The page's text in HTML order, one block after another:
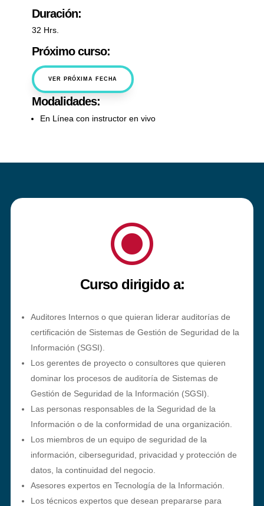
Duración:
32 Hrs.
Próximo curso:
VER PRÓXIMA FECHA
Modalidades:
En Línea con instructor en vivo
\
Curso dirigido a:
Auditores Internos o que quieran liderar auditorías de
certificación de Sistemas de Gestión de Seguridad de la
Información (SGSI).
Los gerentes de proyecto o consultores que quieren
dominar los procesos de auditoría de Sistemas de
Gestión de Seguridad de la Información (SGSI).
Las personas responsables de la Seguridad de la
Información o de la conformidad de una organización.
Los miembros de un equipo de seguridad de la
información, ciberseguridad, privacidad y protección de
datos, la continuidad del negocio.
Asesores expertos en Tecnología de la Información.
Los técnicos expertos que desean prepararse para